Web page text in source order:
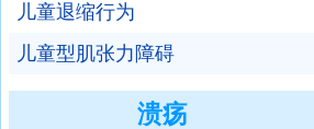
儿童退缩行为
儿童型肌张力障碍
溃疡